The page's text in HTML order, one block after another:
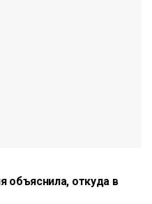
объяснила, откуда в